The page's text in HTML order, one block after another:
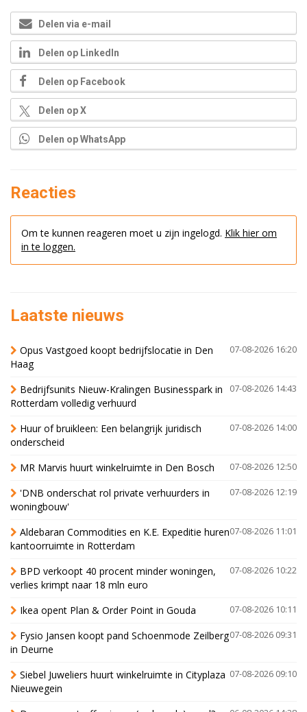
Delen via e-mail
Delen op LinkedIn
Delen op Facebook
Delen op X
Delen op WhatsApp
Reacties
Om te kunnen reageren moet u zijn ingelogd. Klik hier om
in te loggen.
Laatste nieuws
07-08-2026 16:20
Opus Vastgoed koopt bedrijfslocatie in Den
Haag
07-08-2026 14:43
Bedrijfsunits Nieuw-Kralingen Businesspark in
Rotterdam volledig verhuurd
07-08-2026 14:00
Huur of bruikleen: Een belangrijk juridisch
onderscheid
07-08-2026 12:50
MR Marvis huurt winkelruimte in Den Bosch
07-08-2026 12:19
'DNB onderschat rol private verhuurders in
woningbouw'
07-08-2026 11:01
Aldebaran Commodities en K.E. Expeditie huren
kantoorruimte in Rotterdam
07-08-2026 10:22
BPD verkoopt 40 procent minder woningen,
verlies krimpt naar 18 mln euro
07-08-2026 10:11
Ikea opent Plan & Order Point in Gouda
07-08-2026 09:31
Fysio Jansen koopt pand Schoenmode Zeilberg
in Deurne
07-08-2026 09:10
Siebel Juweliers huurt winkelruimte in Cityplaza
Nieuwegein